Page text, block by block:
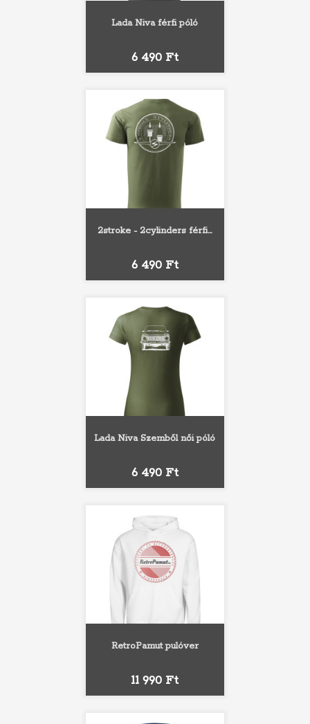
Lada Niva férfi póló
Ár
6 490 Ft
2stroke - 2cylinders férfi...
Ár
6 490 Ft
Lada Niva Szemből női póló
Ár
6 490 Ft
RetroPamut pulóver
Ár
11 990 Ft